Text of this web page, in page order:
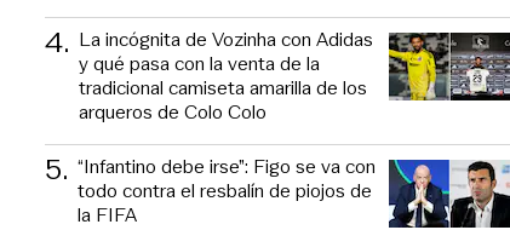
4. La incógnita de Vozinha con Adidas
y qué pasa con la venta de la
tradicional camiseta amarilla de los
arqueros de Colo Colo
5. “Infantino debe irse”: Figo se va con
todo contra el resbalín de piojos de
la FIFA